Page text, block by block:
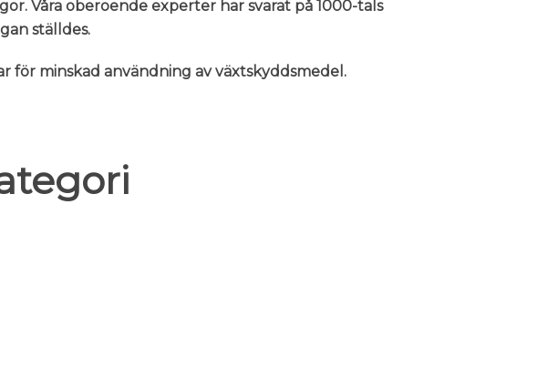
Våra oberoende experter har svarat på 1000-tals
ställdes.
för minskad användning av växtskyddsmedel.